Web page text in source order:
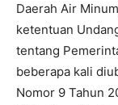
Daerah Air
ketentuan
tentang
beberapa kali
Nomor 9 Tahun